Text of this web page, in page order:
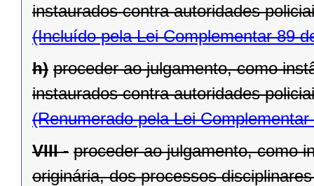
instaurados contra autoridades
(Incluído pela Lei Complementar 89
h) proceder ao julgamento, como
instaurados contra autoridades
(Renumerado pela Lei
VIII - proceder ao julgamento, como
originária, dos processos